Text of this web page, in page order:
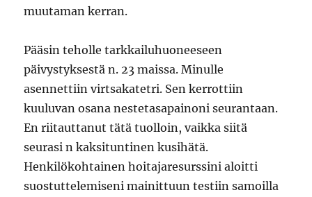
muutaman kerran.
Pääsin teholle tarkkailuhuoneeseen
päivystyksestä n. 23 maissa. Minulle
asennettiin virtsakatetri. Sen kerrottiin
kuuluvan osana nestetasapainoni seurantaan.
En riitauttanut tätä tuolloin, vaikka siitä
seurasi n kaksituntinen kusihätä.
Henkilökohtainen hoitajaresurssini aloitti
suostuttelemiseni mainittuun testiin samoilla